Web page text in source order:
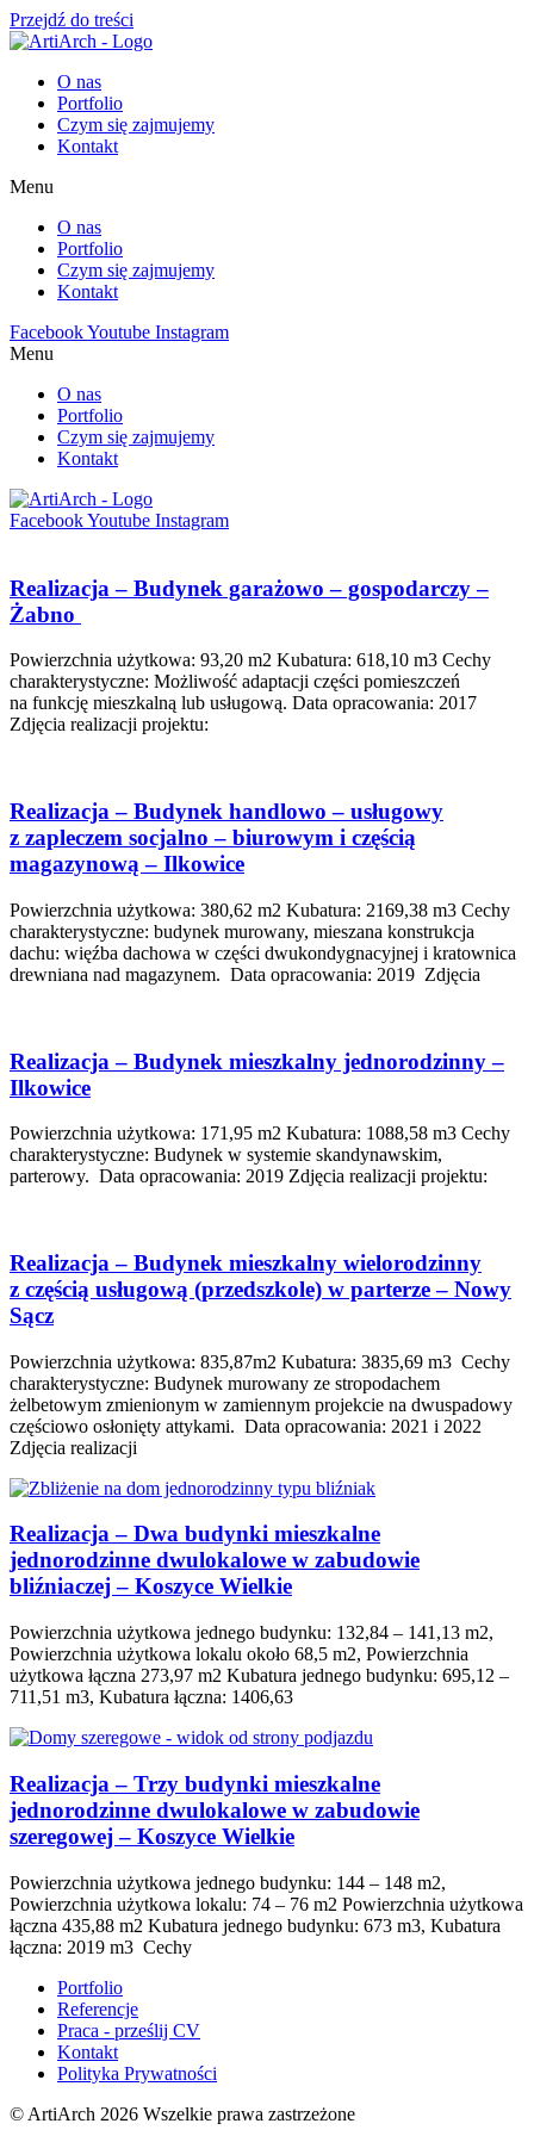
Przejdź do treści
O nas
Portfolio
Czym się zajmujemy
Kontakt
Menu
O nas
Portfolio
Czym się zajmujemy
Kontakt
FacebookYoutube Instagram
Menu
O nas
Portfolio
Czym się zajmujemy
Kontakt
FacebookYoutube Instagram
Realizacja – Budynek garażowo – gospodarczy –
Żabno
Powierzchnia użytkowa: 93,20 m2 Kubatura: 618,10 m3 Cechy
charakterystyczne: Możliwość adaptacji części pomieszczeń
na funkcję mieszkalną lub usługową. Data opracowania: 2017
Zdjęcia realizacji projektu:
Realizacja – Budynek handlowo – usługowy
z zapleczem socjalno – biurowym i częścią
magazynową – Ilkowice
Powierzchnia użytkowa: 380,62 m2 Kubatura: 2169,38 m3 Cechy
charakterystyczne: budynek murowany, mieszana konstrukcja
dachu: więźba dachowa w części dwukondygnacyjnej i kratownica
drewniana nad magazynem. Data opracowania: 2019 Zdjęcia
Realizacja – Budynek mieszkalny jednorodzinny –
Ilkowice
Powierzchnia użytkowa: 171,95 m2 Kubatura: 1088,58 m3 Cechy
charakterystyczne: Budynek w systemie skandynawskim,
parterowy. Data opracowania: 2019 Zdjęcia realizacji projektu:
Realizacja – Budynek mieszkalny wielorodzinny
z częścią usługową (przedszkole) w parterze – Nowy
Sącz
Powierzchnia użytkowa: 835,87m2 Kubatura: 3835,69 m3 Cechy
charakterystyczne: Budynek murowany ze stropodachem
żelbetowym zmienionym w zamiennym projekcie na dwuspadowy
częściowo osłonięty attykami. Data opracowania: 2021 i 2022
Zdjęcia realizacji
Realizacja – Dwa budynki mieszkalne
jednorodzinne dwulokalowe w zabudowie
bliźniaczej – Koszyce Wielkie
Powierzchnia użytkowa jednego budynku: 132,84 – 141,13 m2,
Powierzchnia użytkowa lokalu około 68,5 m2, Powierzchnia
użytkowa łączna 273,97 m2 Kubatura jednego budynku: 695,12 –
711,51 m3, Kubatura łączna: 1406,63
Realizacja – Trzy budynki mieszkalne
jednorodzinne dwulokalowe w zabudowie
szeregowej – Koszyce Wielkie
Powierzchnia użytkowa jednego budynku: 144 – 148 m2,
Powierzchnia użytkowa lokalu: 74 – 76 m2 Powierzchnia użytkowa
łączna 435,88 m2 Kubatura jednego budynku: 673 m3, Kubatura
łączna: 2019 m3 Cechy
Portfolio
Referencje
Praca - prześlij CV
Kontakt
Polityka Prywatności
© ArtiArch 2026 Wszelkie prawa zastrzeżone